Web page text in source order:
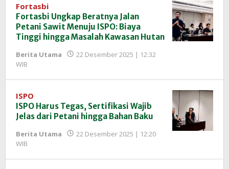
Fortasbi
Fortasbi Ungkap Beratnya Jalan
Petani Sawit Menuju ISPO: Biaya
Tinggi hingga Masalah Kawasan Hutan
Berita Utama
22 Desember 2025 | 12:32
WIB
InfoSAWIT
ISPO
ISPO Harus Tegas, Sertifikasi Wajib
Jelas dari Petani hingga Bahan Baku
Berita Utama
22 Desember 2025 | 12:20
WIB
InfoSAWIT